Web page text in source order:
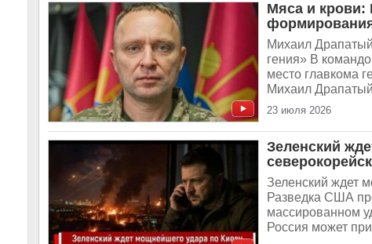
Мяса и крови:
Михаил
гения» В
место главкома
Михаил
23 июля 2026
Зеленский
Зеленский ждет
Разведка США
массированном
Россия может